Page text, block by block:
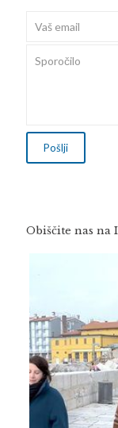
Obiščite nas na